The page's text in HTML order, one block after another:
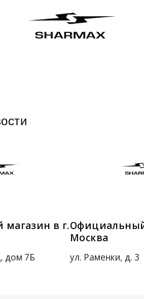
в г.
дом 7Б
Москва
ул. Раменки, д. 3